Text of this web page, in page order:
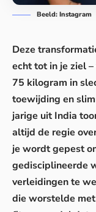
Beeld: Instagram
Deze
echt tot in je ziel
75 kilogram in
toewijding en
jarige uit India
altijd de regie
je wordt gepest
gedisciplineerde
verleidingen te
die worstelde